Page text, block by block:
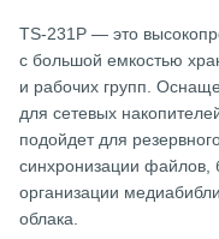
TS-231P — это
с большой емкостью
и рабочих групп.
для сетевых
подойдет для
синхронизации файлов,
организации
облака.